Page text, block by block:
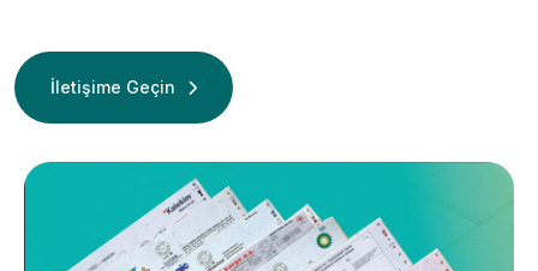
İletişime Geçin